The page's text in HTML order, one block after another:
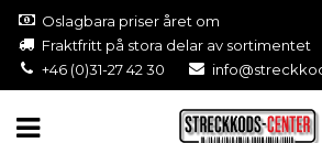
Oslagbara priser året om
Fraktfritt på stora delar av sortimentet
+46 (0)31-27 42 30